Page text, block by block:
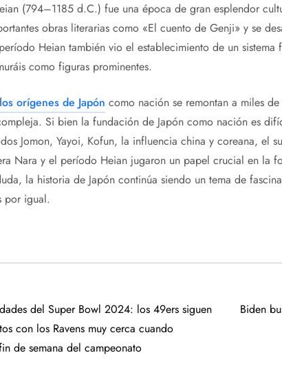
(794–1185 d.C.) fue una época de gran esplendor
obras literarias como «El cuento de Genji» y se
Heian también vio el establecimiento de un
como figuras prominentes.
los orígenes de Japón como nación se remontan a miles
Si bien la fundación de Japón como nación es
Jomon, Yayoi, Kofun, la influencia china y coreana, el
Nara y el período Heian jugaron un papel crucial en la
la historia de Japón continúa siendo un tema de
por igual.
del Super Bowl 2024: los 49ers siguen
con los Ravens muy cerca cuando
de semana del campeonato
Biden